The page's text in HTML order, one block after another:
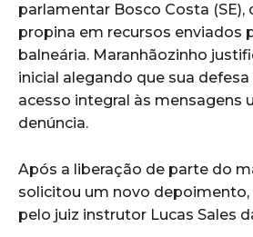
parlamentar Bosco Costa (SE),
propina em recursos enviados
balneária. Maranhãozinho
inicial alegando que sua
acesso integral às mensagens
denúncia.
Após a liberação de parte do
solicitou um novo depoimento,
pelo juiz instrutor Lucas Sales